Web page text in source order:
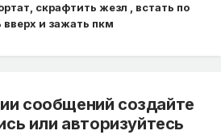
скрафтить жезл , встать по
вверх и зажать пкм
сообщений создайте
или авторизуйтесь